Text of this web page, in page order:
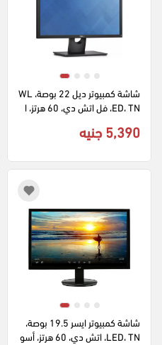
شاشة كمبيوتر ديل 22 بوصة، WL
ED، TN، فل اتش دي، 60 هرتز، ا
5,390 جنيه
LED، TN، اتش دي، 60 هرتز، أسو